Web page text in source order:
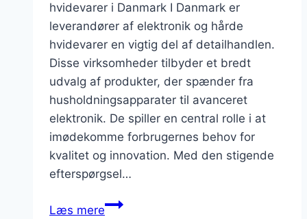
hvidevarer i Danmark I Danmark er
leverandører af elektronik og hårde
hvidevarer en vigtig del af detailhandlen.
Disse virksomheder tilbyder et bredt
udvalg af produkter, der spænder fra
husholdningsapparater til avanceret
elektronik. De spiller en central rolle i at
imødekomme forbrugernes behov for
kvalitet og innovation. Med den stigende
efterspørgsel…
Læs mereLeverandører